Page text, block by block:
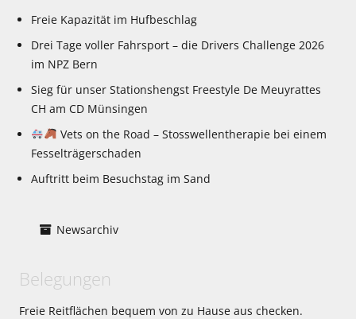
Freie Kapazität im Hufbeschlag
Drei Tage voller Fahrsport – die Drivers Challenge 2026
im NPZ Bern
Sieg für unser Stationshengst Freestyle De Meuyrattes
CH am CD Münsingen
Vets on the Road – Stosswellentherapie bei einem
Fesselträgerschaden
Auftritt beim Besuchstag im Sand
Newsarchiv
Belegungen
Freie Reitflächen bequem von zu Hause aus checken.